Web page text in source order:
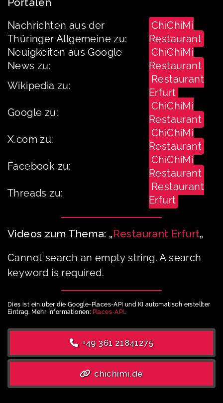
Nachrichten aus der
Thüringer Allgemeine zu:
ChiChiMi
Restaurant
Neuigkeiten aus Google
News zu:
ChiChiMi
Restaurant
Wikipedia zu:
Restaurant
Erfurt
Google zu:
ChiChiMi
Restaurant
X.com zu:
ChiChiMi
Restaurant
Facebook zu:
ChiChiMi
Restaurant
Threads zu:
Restaurant
Erfurt
Videos zum Thema: „Restaurant Erfurt„
Cannot search an empty string. A search
keyword is required.
Dies ist ein über die Google-Places-API und KI automatisch erstellter
Eintrag. Mehr Informationen: Places-API.
+49 361 21841275
chichimi.de